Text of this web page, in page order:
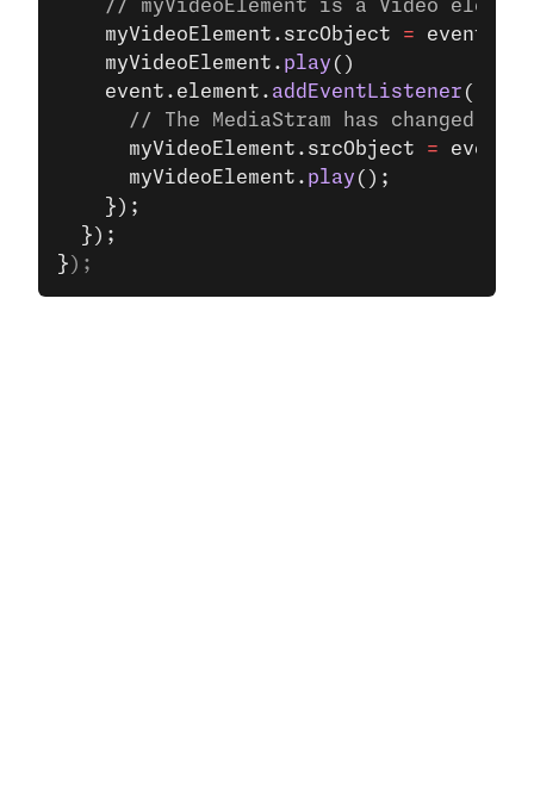
// myVideoElement is a Video
    myVideoElement.srcObject
=
    myVideoElement.
play ()
    event.element.
addEventListener (
      // The MediaStram has changed
      myVideoElement.srcObject
=
      myVideoElement.
play ();
    });
  });
} );